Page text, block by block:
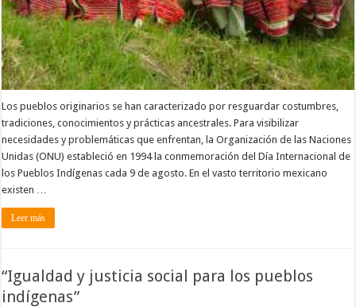
Los pueblos originarios se han caracterizado por resguardar costumbres,
tradiciones, conocimientos y prácticas ancestrales. Para visibilizar
necesidades y problemáticas que enfrentan, la Organización de las Naciones
Unidas (ONU) estableció en 1994 la conmemoración del Día Internacional de
los Pueblos Indígenas cada 9 de agosto. En el vasto territorio mexicano
existen …
Leer más
“Igualdad y justicia social para los pueblos
indígenas”